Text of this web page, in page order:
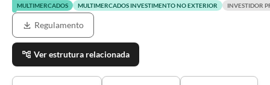
MULTIMERCADOS MULTIMERCADOS INVESTIMENTO NO EXTERIOR INVESTIDOR
Regulamento
Ver estrutura relacionada